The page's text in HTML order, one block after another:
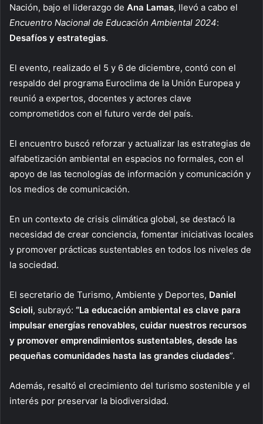
Nación, bajo el liderazgo de Ana Lamas, llevó a cabo el
Encuentro Nacional de Educación Ambiental 2024:
Desafíos y estrategias.
El evento, realizado el 5 y 6 de diciembre, contó con el
respaldo del programa Euroclima de la Unión Europea y
reunió a expertos, docentes y actores clave
comprometidos con el futuro verde del país.
El encuentro buscó reforzar y actualizar las estrategias de
alfabetización ambiental en espacios no formales, con el
apoyo de las tecnologías de información y comunicación y
los medios de comunicación.
En un contexto de crisis climática global, se destacó la
necesidad de crear conciencia, fomentar iniciativas locales
y promover prácticas sustentables en todos los niveles de
la sociedad.
El secretario de Turismo, Ambiente y Deportes, Daniel
Scioli, subrayó: “La educación ambiental es clave para
impulsar energías renovables, cuidar nuestros recursos
y promover emprendimientos sustentables, desde las
pequeñas comunidades hasta las grandes ciudades”.
Además, resaltó el crecimiento del turismo sostenible y el
interés por preservar la biodiversidad.